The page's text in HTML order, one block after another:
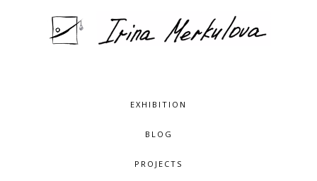
EXHIBITION
BLOG
PROJECTS